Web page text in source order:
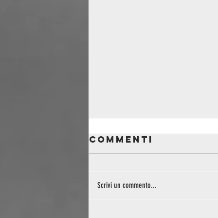
Commenti
Scrivi un commento...